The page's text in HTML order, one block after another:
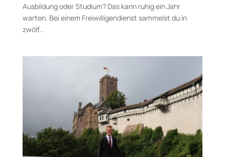
Ausbildung oder Studium? Das kann ruhig ein Jahr
warten. Bei einem Freiwilligendienst sammelst du in
zwölf...